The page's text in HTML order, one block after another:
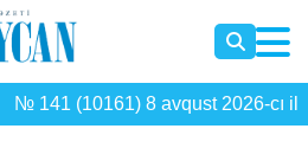
№ 141 (10161) 8 avqust 2026-cı il